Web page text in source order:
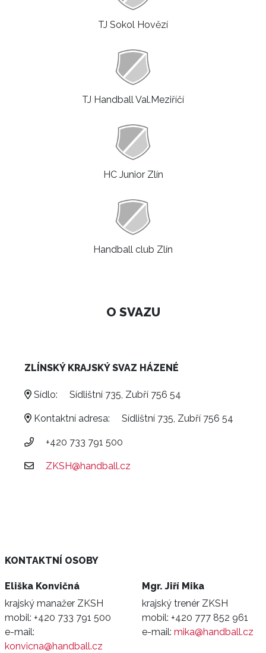
TJ Sokol Hovězí
TJ Handball Val.Meziříčí
HC Junior Zlín
Handball club Zlín
O SVAZU
ZLÍNSKÝ KRAJSKÝ SVAZ HÁZENÉ
Sídlo: Sídlištní 735, Zubří 756 54
Kontaktní adresa: Sídlištní 735, Zubří 756 54
+420 733 791 500
ZKSH@handball.cz
KONTAKTNÍ OSOBY
Eliška Konvičná
krajský manažer ZKSH
mobil: +420 733 791 500
e-mail:
konvicna@handball.cz
Mgr. Jiří Mika
krajský trenér ZKSH
mobil: +420 777 852 961
e-mail: mika@handball.cz